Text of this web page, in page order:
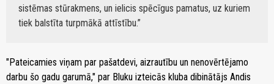
sistēmas stūrakmens, un ielicis spēcīgus pamatus, uz kuriem
tiek balstīta turpmākā attīstību.
"Pateicamies viņam par pašatdevi, aizrautību un nenovērtējamo
darbu šo gadu garumā," par Bluku izteicās kluba dibinātājs Andis